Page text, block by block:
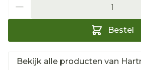
Bestel
Bekijk alle producten van